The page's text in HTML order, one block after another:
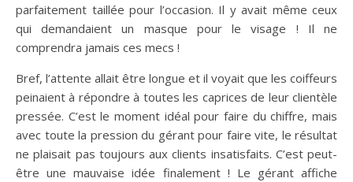
parfaitement taillée pour l’occasion. Il y avait même ceux
qui demandaient un masque pour le visage ! Il ne
comprendra jamais ces mecs !
Bref, l’attente allait être longue et il voyait que les coiffeurs
peinaient à répondre à toutes les caprices de leur clientèle
pressée. C’est le moment idéal pour faire du chiffre, mais
avec toute la pression du gérant pour faire vite, le résultat
ne plaisait pas toujours aux clients insatisfaits. C’est peut-
être une mauvaise idée finalement ! Le gérant affiche